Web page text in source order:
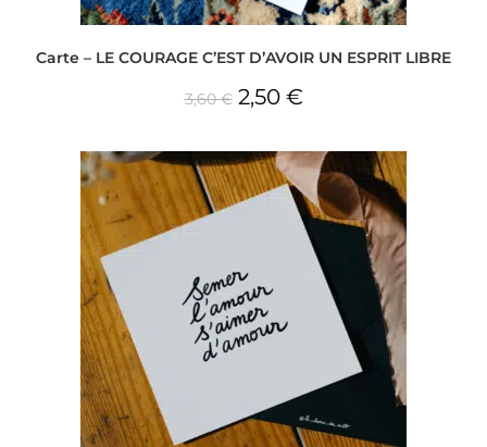
Carte – LE COURAGE C’EST D’AVOIR UN ESPRIT LIBRE
3,60€ 2,50 €